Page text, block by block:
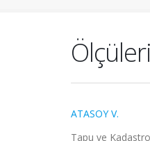
ATASOY V.
Tapu ve